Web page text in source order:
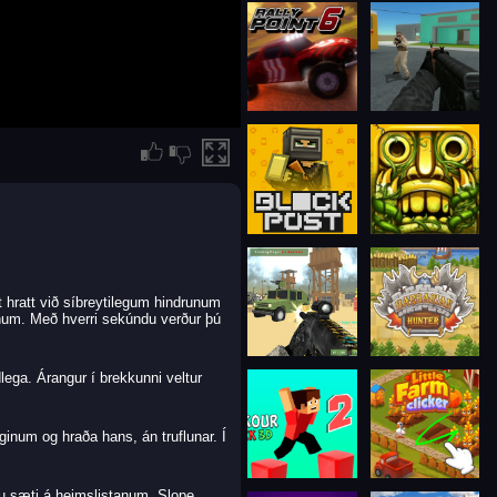
við síbreytilegum hindrunum
Með hverri sekúndu verður þú
Árangur í brekkunni veltur
og hraða hans, án truflunar. Í